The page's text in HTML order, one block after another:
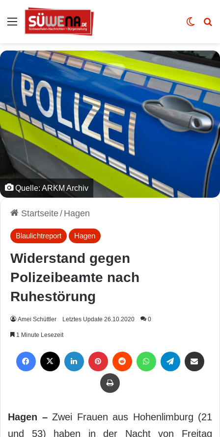
Auswahl Skin
Quelle: ARKM Archiv
Startseite/ Hagen
Blaulichtreport Hagen
Widerstand gegen
Polizeibeamte nach
Ruhestörung
Amei Schüttler Letztes Update 26.10.2020 0
1 Minute Lesezeit
Drucken
Hagen –Zwei Frauen aus Hohenlimburg (21
und 53) haben in der Nacht von Freitag